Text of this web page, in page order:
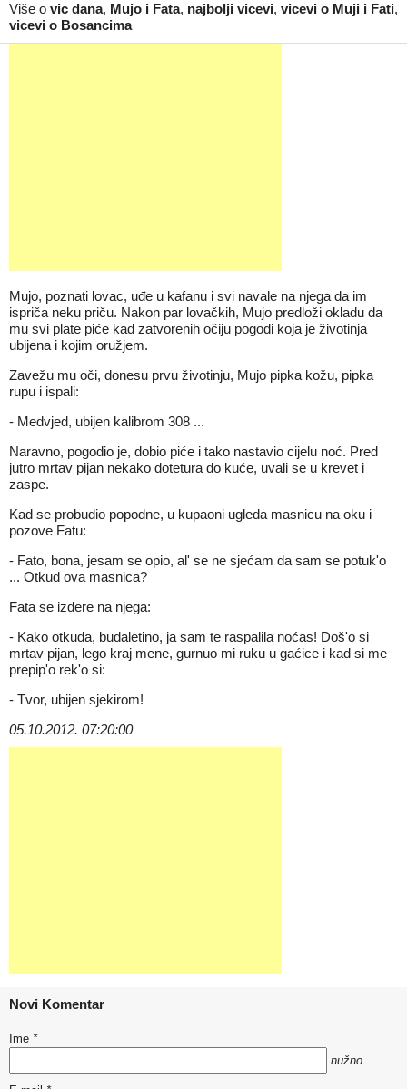
Više o vic dana, Mujo i Fata, najbolji vicevi, vicevi o Muji i Fati,
vicevi o Bosancima
Mujo, poznati lovac, uđe u kafanu i svi navale na njega da im
ispriča neku priču. Nakon par lovačkih, Mujo predloži okladu da
mu svi plate piće kad zatvorenih očiju pogodi koja je životinja
ubijena i kojim oružjem.
Zavežu mu oči, donesu prvu životinju, Mujo pipka kožu, pipka
rupu i ispali:
- Medvjed, ubijen kalibrom 308 ...
Naravno, pogodio je, dobio piće i tako nastavio cijelu noć. Pred
jutro mrtav pijan nekako dotetura do kuće, uvali se u krevet i
zaspe.
Kad se probudio popodne, u kupaoni ugleda masnicu na oku i
pozove Fatu:
- Fato, bona, jesam se opio, al' se ne sjećam da sam se potuk'o
... Otkud ova masnica?
Fata se izdere na njega:
- Kako otkuda, budaletino, ja sam te raspalila noćas! Doš'o si
mrtav pijan, lego kraj mene, gurnuo mi ruku u gaćice i kad si me
prepip'o rek'o si:
- Tvor, ubijen sjekirom!
05.10.2012. 07:20:00
Novi Komentar
Ime *
nužno